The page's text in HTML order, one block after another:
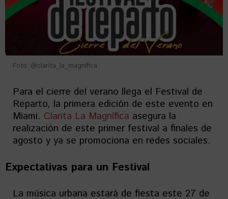
Foto: @clarita_la_magnifica
Para el cierre del verano llega el Festival de
Reparto, la primera edición de este evento en
Miami. Clarita La Magnífica asegura la
realización de este primer festival a finales de
agosto y ya se promociona en redes sociales.
Expectativas para un Festival
La música urbana estará de fiesta este 27 de